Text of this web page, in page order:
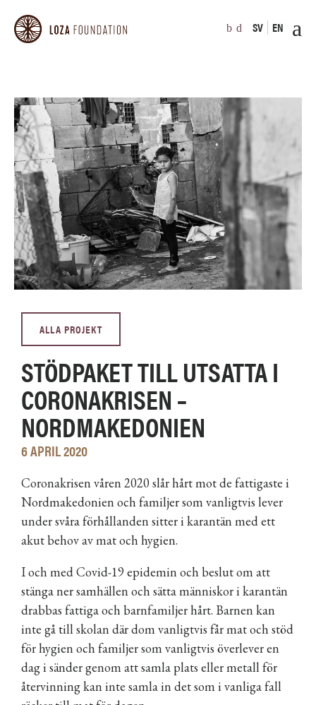
SV EN
ALLA PROJEKT
STÖDPAKET TILL UTSATTA I
CORONAKRISEN –
NORDMAKEDONIEN
6 APRIL 2020
Coronakrisen våren 2020 slår hårt mot de fattigaste i
Nordmakedonien och familjer som vanligtvis lever
under svåra förhållanden sitter i karantän med ett
akut behov av mat och hygien.
I och med Covid-19 epidemin och beslut om att
stänga ner samhällen och sätta människor i karantän
drabbas fattiga och barnfamiljer hårt. Barnen kan
inte gå till skolan där dom vanligtvis får mat och stöd
för hygien och familjer som vanligtvis överlever en
dag i sänder genom att samla plats eller metall för
återvinning kan inte samla in det som i vanliga fall